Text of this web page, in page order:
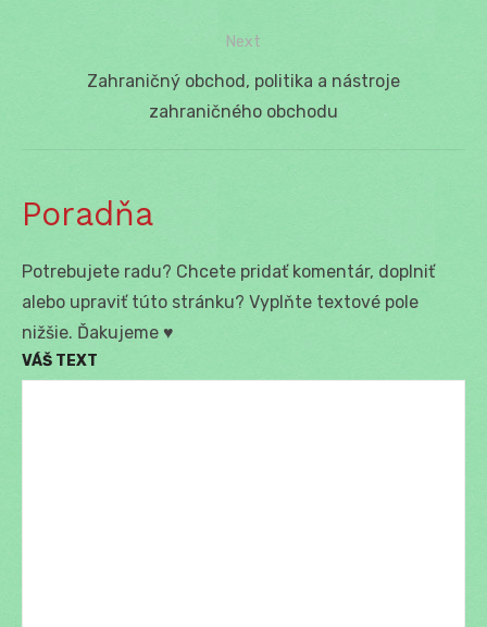
Next
Zahraničný obchod, politika a nástroje
zahraničného obchodu
Poradňa
Potrebujete radu? Chcete pridať komentár, doplniť
alebo upraviť túto stránku? Vyplňte textové pole
nižšie. Ďakujeme ♥
VÁŠ TEXT